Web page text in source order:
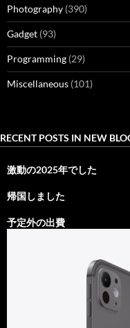
Photography (390)
Gadget (93)
Programming (29)
Miscellaneous (101)
RECENT POSTS IN NEW
激動の2025年でした
帰国しました
予定外の出費